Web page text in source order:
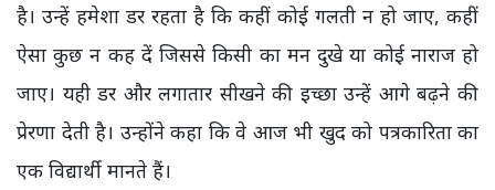
है। उन्हें हमेशा डर रहता है कि कहीं कोई गलती न हो जाए, कहीं
ऐसा कुछ न कह दें जिससे किसी का मन दुखे या कोई नाराज हो
जाए। यही डर और लगातार सीखने की इच्छा उन्हें आगे बढ़ने की
प्रेरणा देती है। उन्होंने कहा कि वे आज भी खुद को पत्रकारिता का
एक विद्यार्थी मानते हैं।